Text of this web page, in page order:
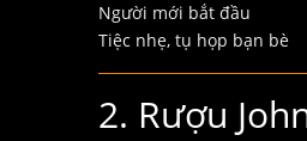
Người mới bắt đầu
Tiệc nhẹ, tụ họp bạn bè
2. Rượu